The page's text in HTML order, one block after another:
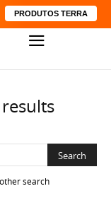
PRODUTOS TERRA
search